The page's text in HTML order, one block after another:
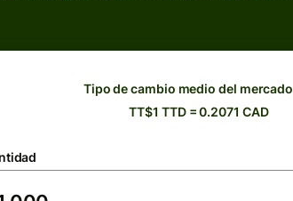
Tipo de cambio medio del mercado
TT$1 TTD = 0.2071 CAD